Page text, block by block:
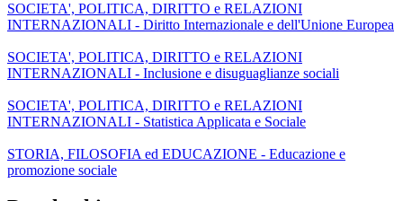
SOCIETA', POLITICA, DIRITTO e RELAZIONI
INTERNAZIONALI - Diritto Internazionale e dell'Unione Europea
SOCIETA', POLITICA, DIRITTO e RELAZIONI
INTERNAZIONALI - Inclusione e disuguaglianze sociali
SOCIETA', POLITICA, DIRITTO e RELAZIONI
INTERNAZIONALI - Statistica Applicata e Sociale
STORIA, FILOSOFIA ed EDUCAZIONE - Educazione e
promozione sociale